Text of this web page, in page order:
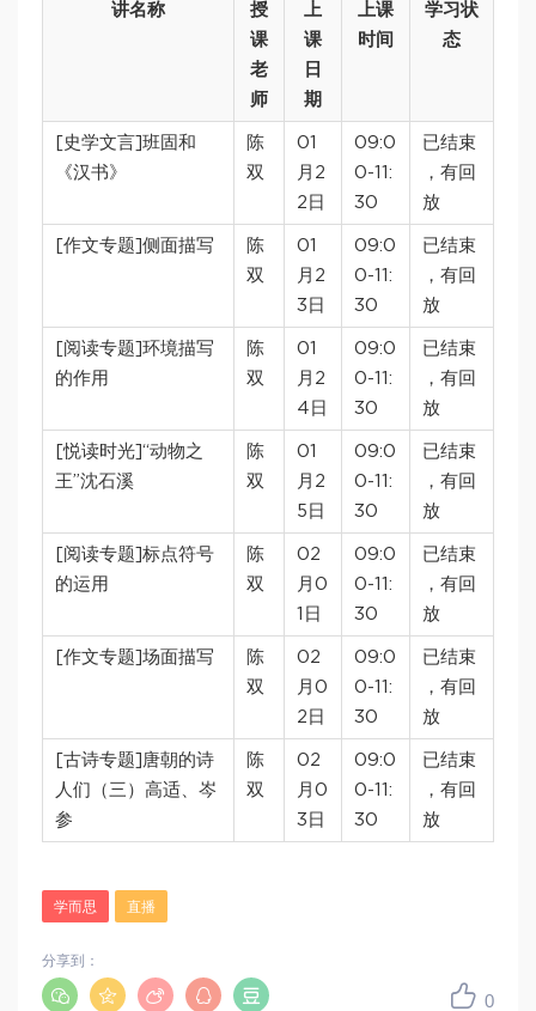
讲名称
授
课
老
师
上
课
日
期
上课
时间
学习状
态
[史学文言]班固和
《汉书》
陈
双
01
月2
2日
09:0
0-11:
30
已结束
，有回
放
[作文专题]侧面描写
陈
双
01
月2
3日
09:0
0-11:
30
已结束
，有回
放
[阅读专题]环境描写
的作用
陈
双
01
月2
4日
09:0
0-11:
30
已结束
，有回
放
[悦读时光]“动物之
王”沈石溪
陈
双
01
月2
5日
09:0
0-11:
30
已结束
，有回
放
[阅读专题]标点符号
的运用
陈
双
02
月0
1日
09:0
0-11:
30
已结束
，有回
放
[作文专题]场面描写
陈
双
02
月0
2日
09:0
0-11:
30
已结束
，有回
放
[古诗专题]唐朝的诗
人们（三）高适、岑
参
陈
双
02
月0
3日
09:0
0-11:
30
已结束
，有回
放
学而思 直播
0
分享到：